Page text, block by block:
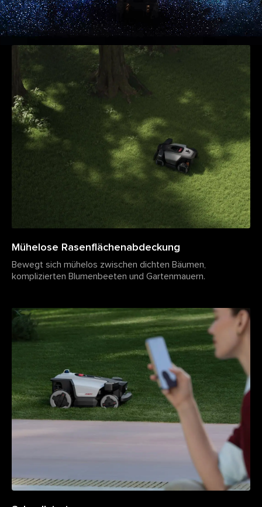
Mühelose Rasenflächenabdeckung
Bewegt sich mühelos zwischen dichten Bäumen,
komplizierten Blumenbeeten und Gartenmauern.